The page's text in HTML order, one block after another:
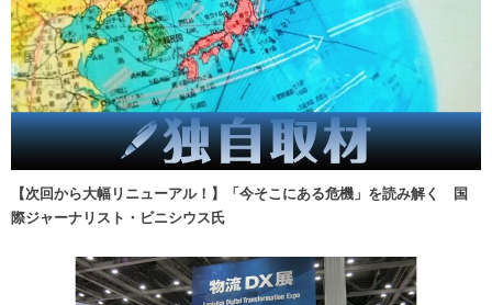
【次回から大幅リニューアル！】「今そこにある危機」を読み解く 国
際ジャーナリスト・ビニシウス氏